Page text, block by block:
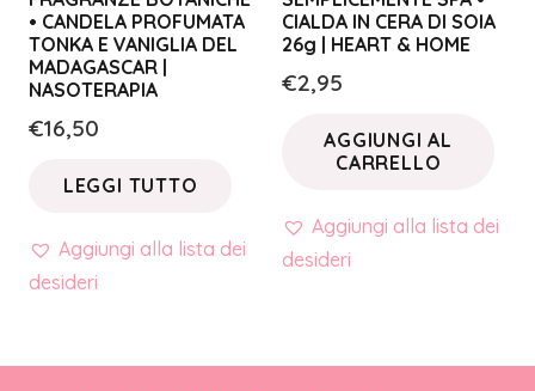
• CANDELA PROFUMATA
TONKA E VANIGLIA DEL
MADAGASCAR |
NASOTERAPIA
€16,50
LEGGI TUTTO
Aggiungi alla lista dei
desideri
CIALDA IN CERA DI SOIA
26g | HEART & HOME
€2,95
AGGIUNGI AL
CARRELLO
Aggiungi alla lista dei
desideri